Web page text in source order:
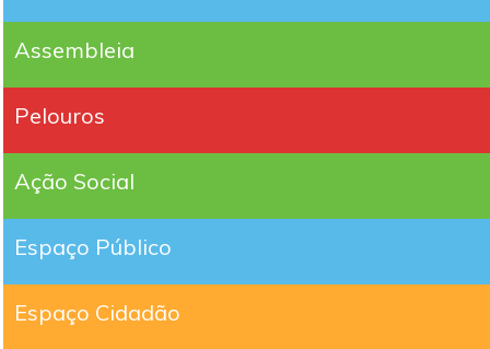
Assembleia
Pelouros
Ação Social
Espaço Público
Espaço Cidadão